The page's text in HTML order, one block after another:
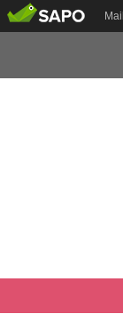
Mail